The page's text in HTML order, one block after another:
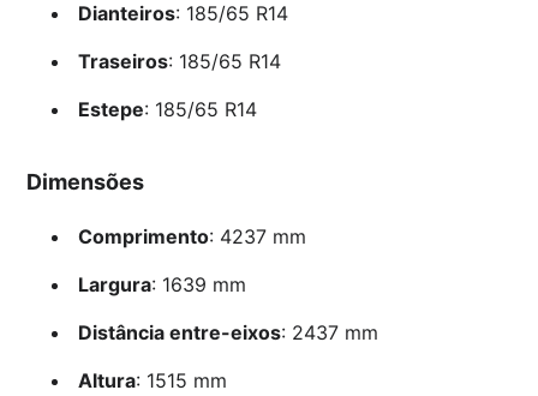
Dianteiros: 185/65 R14
Traseiros: 185/65 R14
Estepe: 185/65 R14
Dimensões
Comprimento: 4237 mm
Largura: 1639 mm
Distância entre-eixos: 2437 mm
Altura: 1515 mm